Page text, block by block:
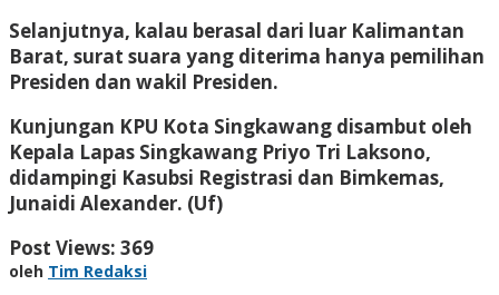
Selanjutnya, kalau berasal dari luar Kalimantan
Barat, surat suara yang diterima hanya pemilihan
Presiden dan wakil Presiden.
Kunjungan KPU Kota Singkawang disambut oleh
Kepala Lapas Singkawang Priyo Tri Laksono,
didampingi Kasubsi Registrasi dan Bimkemas,
Junaidi Alexander. (Uf)
Post Views: 369
oleh Tim Redaksi